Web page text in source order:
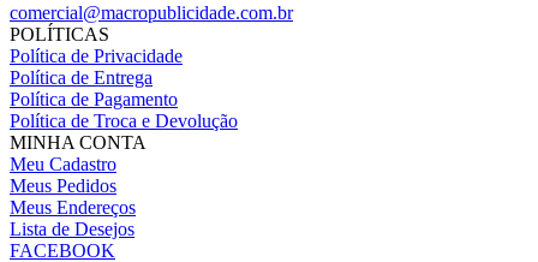
comercial@macropublicidade.com.br
POLÍTICAS
Política de Privacidade
Política de Entrega
Política de Pagamento
Política de Troca e Devolução
MINHA CONTA
Meu Cadastro
Meus Pedidos
Meus Endereços
Lista de Desejos
FACEBOOK